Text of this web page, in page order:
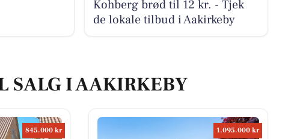
Kohberg brød til 12 kr. - Tjek
de lokale tilbud i Aakirkeby
SALG I AAKIRKEBY
845.000 kr
1.095.000 kr